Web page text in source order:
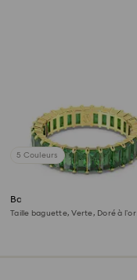
5 Couleurs
Bague Matrix
Taille baguette, Verte, Doré à l’or